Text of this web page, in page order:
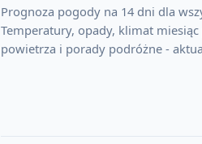
Prognoza pogody na 14 dni dla
Temperatury, opady, klimat
powietrza i porady podróżne -